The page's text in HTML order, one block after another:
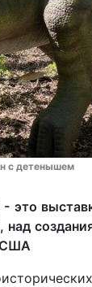
с детенышем
это
над
США